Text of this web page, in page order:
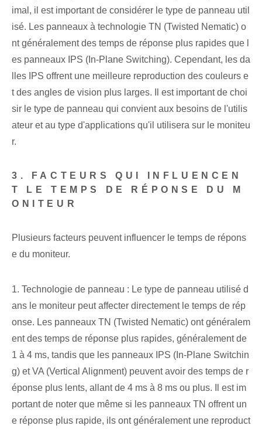
imal, il est important de considérer le type de panneau util
isé. Les panneaux à technologie TN (Twisted Nematic) o
nt généralement des temps de réponse plus rapides que l
es panneaux IPS (In-Plane Switching). Cependant, les da
lles IPS offrent une meilleure reproduction des couleurs e
t des angles de vision plus larges. Il est important de choi
sir le type de panneau qui convient aux besoins de l'utilis
ateur et au type d'applications qu'il utilisera sur le moniteu
r.
3. FACTEURS QUI INFLUENCEN
T LE TEMPS DE RÉPONSE DU M
ONITEUR
Plusieurs facteurs peuvent influencer le temps de répons
e du moniteur.
1. Technologie de panneau : Le type de panneau utilisé d
ans le moniteur peut affecter directement le temps de rép
onse. Les panneaux TN (Twisted Nematic) ont généralem
ent des temps de réponse plus rapides, généralement de
1 à 4 ms, tandis que les panneaux IPS (In-Plane Switchin
g) et VA (Vertical Alignment) peuvent avoir des temps de r
éponse plus lents, allant de 4 ms à 8 ms ou plus. Il est im
portant de noter que même si les panneaux TN offrent un
e réponse plus rapide, ils ont généralement une reproduct